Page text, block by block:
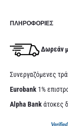
ΠΛΗΡΟΦΟΡΊΕΣ
Δωρεάν
Συνεργαζόμενες
Eurobank 1%
Alpha Bankάτοκες